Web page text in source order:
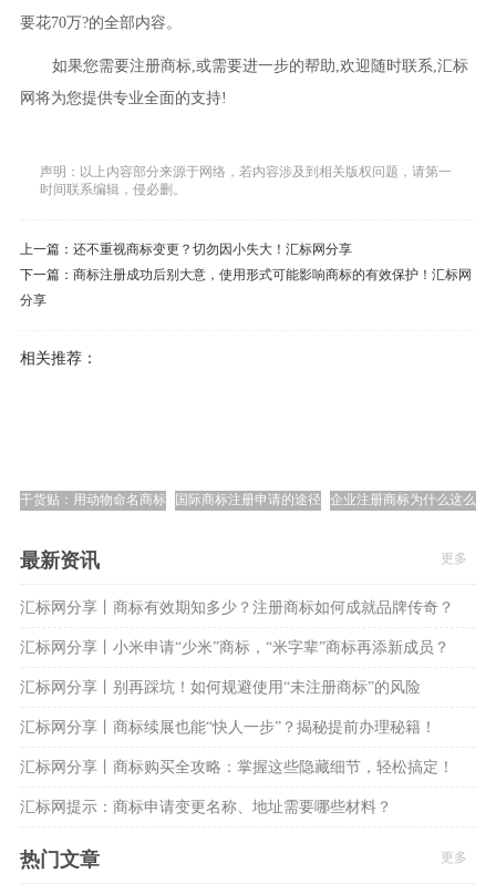
要花70万?的全部内容。
如果您需要注册商标,或需要进一步的帮助,欢迎随时联系,汇标
网将为您提供专业全面的支持!
声明：以上内容部分来源于网络，若内容涉及到相关版权问题，请第一
时间联系编辑，侵必删。
上一篇： 还不重视商标变更？切勿因小失大！汇标网分享
下一篇： 商标注册成功后别大意，使用形式可能影响商标的有效保护！汇标网
分享
相关推荐：
干货贴：用动物命名商标需要注意的3大问题国际商标注册申请的途径，你知道吗？企业注册商标为什么这么重
最新资讯 更多
汇标网分享丨商标有效期知多少？注册商标如何成就品牌传奇？
汇标网分享丨小米申请“少米”商标，“米字辈”商标再添新成员？
汇标网分享丨别再踩坑！如何规避使用“未注册商标”的风险
汇标网分享丨商标续展也能“快人一步”？揭秘提前办理秘籍！
汇标网分享丨商标购买全攻略：掌握这些隐藏细节，轻松搞定！
汇标网提示：商标申请变更名称、地址需要哪些材料？
热门文章 更多